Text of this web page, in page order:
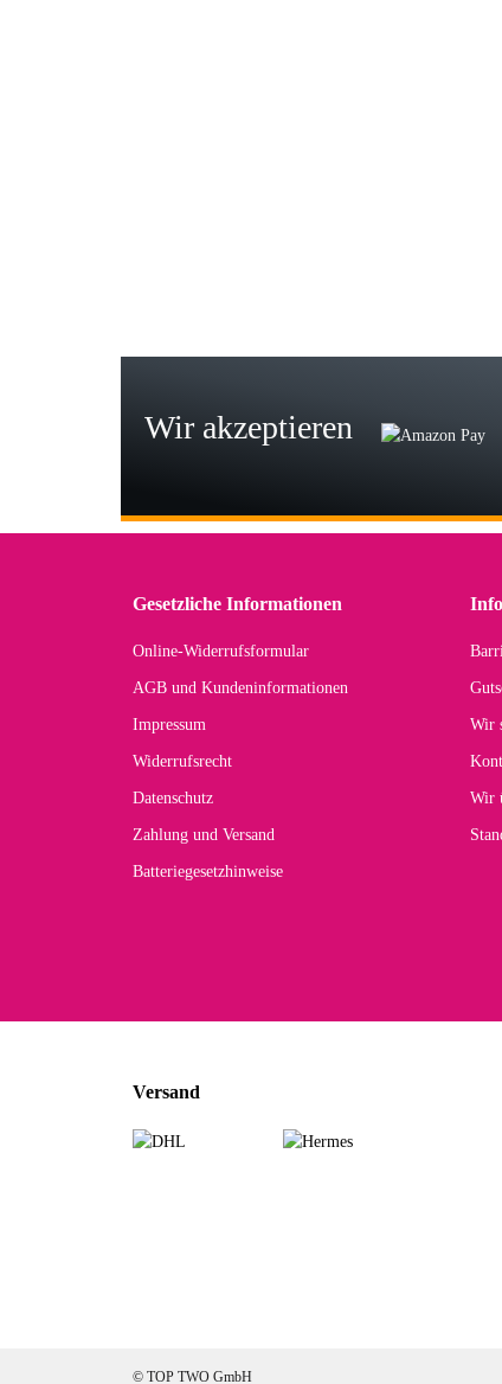
Wir akzeptieren
Gesetzliche Informationen
Online-Widerrufsformular
AGB und Kundeninformationen
Impressum
Widerrufsrecht
Datenschutz
Zahlung und Versand
Batteriegesetzhinweise
Wir
Wir
Versand
© TOP TWO GmbH